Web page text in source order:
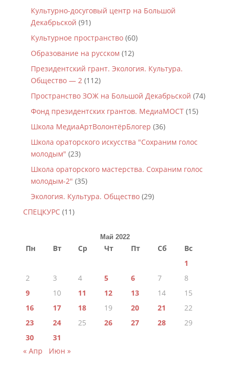
Культурно-досуговый центр на Большой
Декабрьской (91)
Культурное пространство(60)
Образование на русском (12)
Президентский грант. Экология. Культура.
Общество — 2(112)
Пространство ЗОЖ на Большой Декабрьской (74)
Фонд президентских грантов. МедиаМОСТ(15)
Школа МедиаАртВолонтёрБлогер (36)
Школа ораторского искусства "Сохраним голос
молодым" (23)
Школа ораторского мастерства. Сохраним голос
молодым-2" (35)
Экология. Культура. Общество(29)
СПЕЦКУРС(11)
Май 2022
Пн Вт Ср Чт Пт Сб
Вс
1
2
3 4 5 6 7
8
9
10 11 12 13 14
15
16
17 18 19 20 21
22
23
24 25 26 27 28
29
30
31
« Апр
Июн »